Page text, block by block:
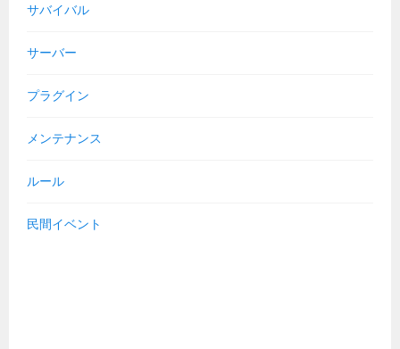
サバイバル
サーバー
プラグイン
メンテナンス
ルール
民間イベント